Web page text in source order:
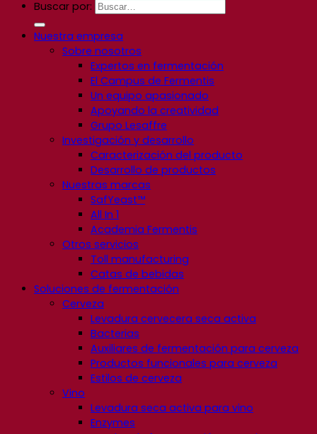
Buscar por:
Nuestra empresa
Sobre nosotros
Expertos en fermentación
El Campus de Fermentis
Un equipo apasionado
Apoyando la creatividad
Grupo Lesaffre
Investigación y desarrollo
Caracterización del producto
Desarrollo de productos
Nuestras marcas
SafYeast™
All In 1
Academia Fermentis
Otros servicios
Toll manufacturing
Catas de bebidas
Soluciones de fermentación
Cerveza
Levadura cervecera seca activa
Bacterias
Auxiliares de fermentación para cerveza
Productos funcionales para cerveza
Estilos de cerveza
Vino
Levadura seca activa para vino
Enzymes